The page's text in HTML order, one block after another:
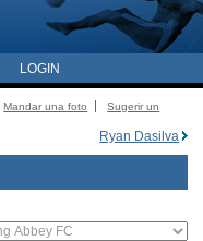
LOGIN
Mandar una foto
Sugerir un
Ryan Dasilva